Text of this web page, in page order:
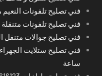
فني تصليح تلفونات
فني تصليح تلفونات
فني تصليح جوالات متنقل
ساعة